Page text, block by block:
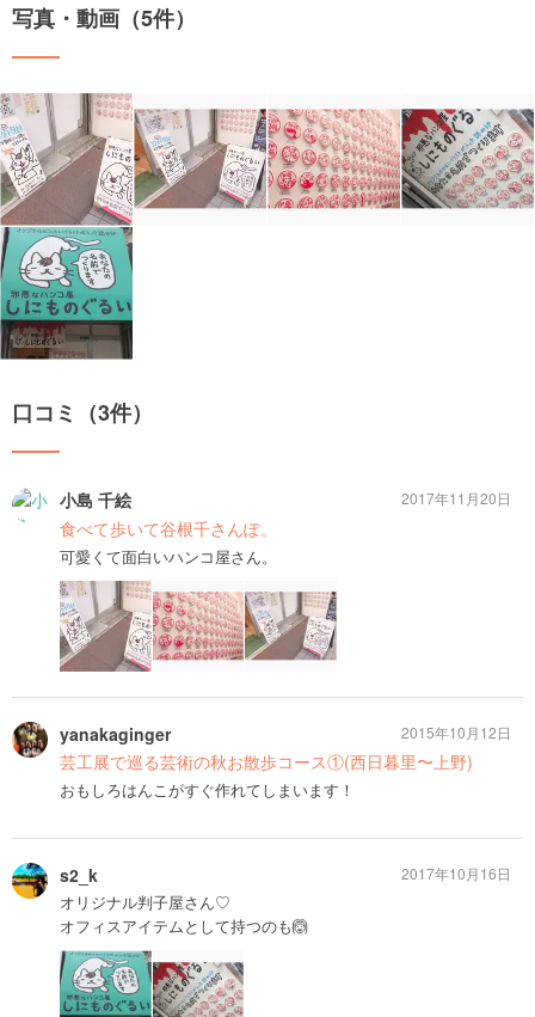
写真・動画（5件）
口コミ（3件）
小島 千絵
食べて歩いて谷根千さんぽ。
可愛くて面白いハンコ屋さん。
2017年11月20日
yanakaginger
芸工展で巡る芸術の秋お散歩コース①(西日暮里〜上野)
おもしろはんこがすぐ作れてしまいます！
2015年10月12日
s2_k
オリジナル判子屋さん♡
オフィスアイテムとして持つのも🙆
2017年10月16日